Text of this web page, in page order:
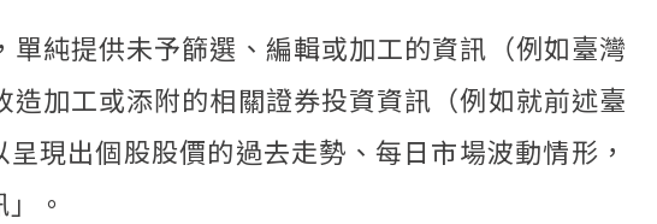
純提供未予篩選、編輯或加工的資訊（例如臺灣
加工或添附的相關證券投資資訊（例如就前述臺
現出個股股價的過去走勢、每日市場波動情形，
。